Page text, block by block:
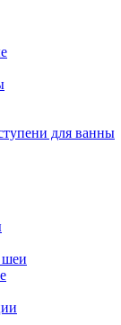
для ванны
шеи